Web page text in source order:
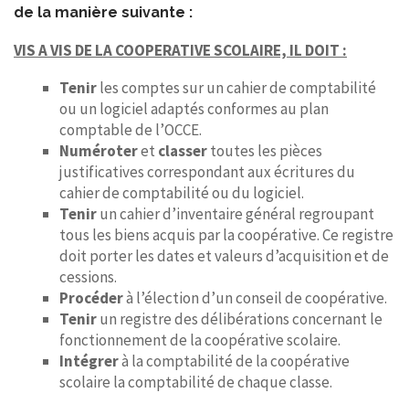
de la manière suivante :
VIS A VIS DE LA COOPERATIVE SCOLAIRE, IL DOIT :
Tenirles comptes sur un cahier de comptabilité
ou un logiciel adaptés conformes au plan
comptable de l’OCCE.
Numéroteret classertoutes les pièces
justificatives correspondant aux écritures du
cahier de comptabilité ou du logiciel.
Tenirun cahier d’inventaire général regroupant
tous les biens acquis par la coopérative. Ce registre
doit porter les dates et valeurs d’acquisition et de
cessions.
Procéderà l’élection d’un conseil de coopérative.
Tenirun registre des délibérations concernant le
fonctionnement de la coopérative scolaire.
Intégrerà la comptabilité de la coopérative
scolaire la comptabilité de chaque classe.